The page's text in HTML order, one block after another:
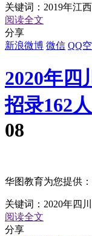
关键词： 2019年江
阅读全文
分享
新浪微博 微信 QQ
2020年四
招录162人
08
华图教育为您提供
关键词： 2020年四
阅读全文
分享